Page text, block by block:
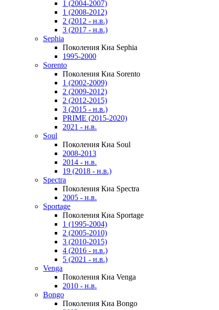
1 (2004-2007)
1 (2008-2012)
2 (2012 - н.в.)
3 (2017 - н.в.)
Sephia
Поколения Киа Sephia
1995-2000
Sorento
Поколения Киа Sorento
1 (2002-2009)
2 (2009-2012)
2 (2012-2015)
3 (2015 - н.в.)
PRIME (2015-2020)
2021 - н.в.
Soul
Поколения Киа Soul
2008-2013
2014 - н.в.
19 (2018 - н.в.)
Spectra
Поколения Киа Spectra
2005 - н.в.
Sportage
Поколения Киа Sportage
1 (1995-2004)
2 (2005-2010)
3 (2010-2015)
4 (2016 - н.в.)
5 (2021 - н.в.)
Venga
Поколения Киа Venga
2010 - н.в.
Bongo
Поколения Киа Bongo